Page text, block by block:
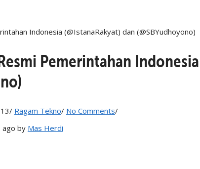
Indonesia (@IstanaRakyat) dan (@SBYudhoyono)
Pemerintahan
/ Ragam Tekno/ No Comments/
ago by Mas Herdi